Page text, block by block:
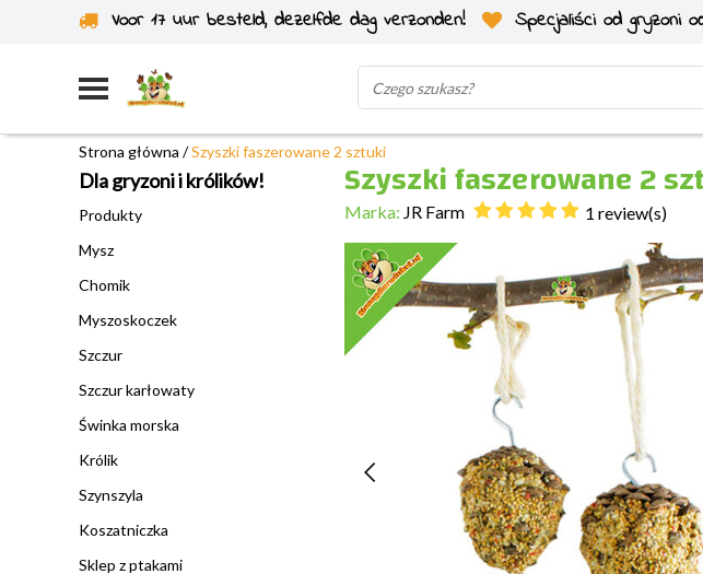
Voor 17 uur besteld, dezelfde dag verzonden!
Specjaliści od gryzoni
Wysyłka z własnego magazynu
Strona główna /Szyszki faszerowane 2 sztuki
Dla gryzoni i królików!
Produkty
Mysz
Chomik
Myszoskoczek
Szczur
Szczur karłowaty
Świnka morska
Królik
Szynszyla
Koszatniczka
Sklep z ptakami
Szyszki faszerowane 2
Marka: JR Farm 1 review(s)